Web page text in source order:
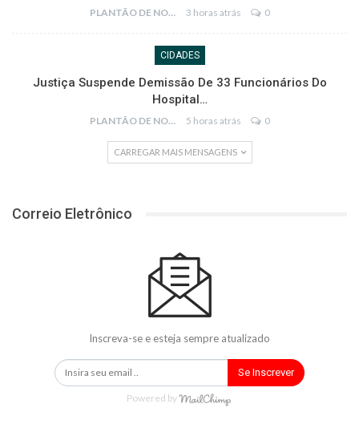
PLANTÃO DE NOTÍCIAS 3 horas atrás 0
CIDADES
Justiça Suspende Demissão De 33 Funcionários Do
Hospital…
PLANTÃO DE NOTÍCIAS 5 horas atrás 0
CARREGAR MAIS MENSAGENS
Correio Eletrônico
Inscreva-se e esteja sempre atualizado
Se Inscrever
Powered by